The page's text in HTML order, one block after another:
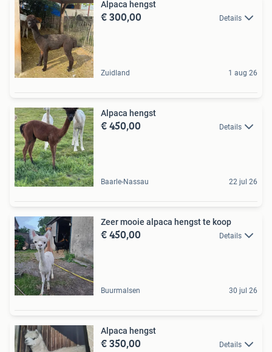
Alpaca hengst
€ 300,00 Details
Zuidland 1 aug 26
Alpaca hengst
€ 450,00 Details
Baarle-Nassau 22 jul 26
Zeer mooie alpaca hengst te koop
€ 450,00 Details
Buurmalsen 30 jul 26
Alpaca hengst
€ 350,00 Details